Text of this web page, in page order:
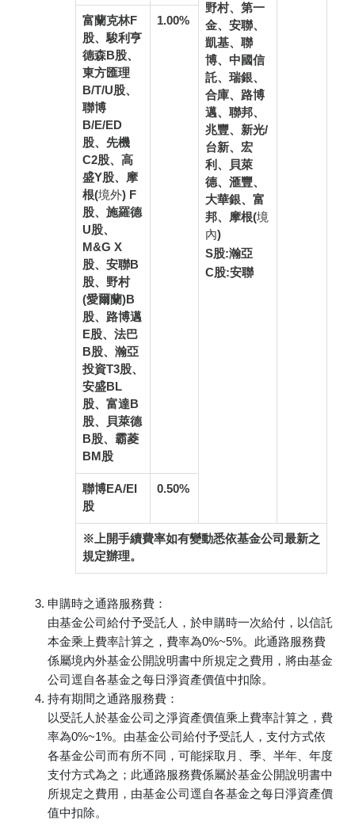
野村、第一
金、安聯、
凱基、聯
博、中國信
託、瑞銀、
合庫、路博
邁、聯邦、
兆豐、新光/
台新、宏
利、貝萊
德、滙豐、
大華銀、富
邦、摩根(境
內)
S股:瀚亞
C股:安聯
富蘭克林F
股、駿利亨
德森B股、
東方匯理
B/T/U股、
聯博
B/E/ED
股、先機
C2股、高
盛Y股、摩
根(境外) F
股、施羅德
U股、
M&G X
股、安聯B
股、野村
(愛爾蘭)B
股、路博邁
E股、法巴
B股、瀚亞
投資T3股、
安盛BL
股、富達B
股、貝萊德
B股、霸菱
BM股
1.00%
聯博EA/EI
股
0.50%
※上開手續費率如有變動悉依基金公司最新之
規定辦理。
申購時之通路服務費：
由基金公司給付予受託人，於申購時一次給付，以信託
本金乘上費率計算之，費率為0%~5%。此通路服務費
係屬境內外基金公開說明書中所規定之費用，將由基金
公司逕自各基金之每日淨資產價值中扣除。
持有期間之通路服務費：
以受託人於基金公司之淨資產價值乘上費率計算之，費
率為0%~1%。由基金公司給付予受託人，支付方式依
各基金公司而有所不同，可能採取月、季、半年、年度
支付方式為之；此通路服務費係屬於基金公開說明書中
所規定之費用，由基金公司逕自各基金之每日淨資產價
值中扣除。